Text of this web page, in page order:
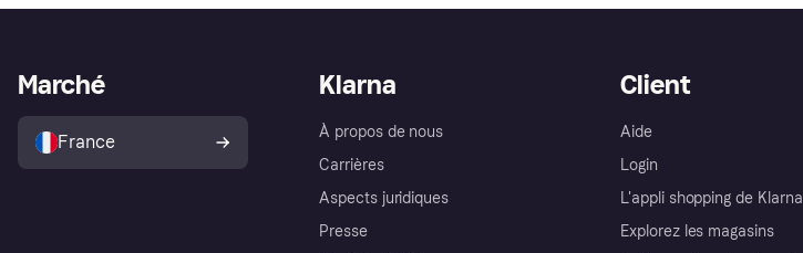
Klarna
À propos de nous
Carrières
Aspects juridiques
Presse
Client
Aide
Login
L'appli shopping de Klarna
Explorez les magasins
Marché
France